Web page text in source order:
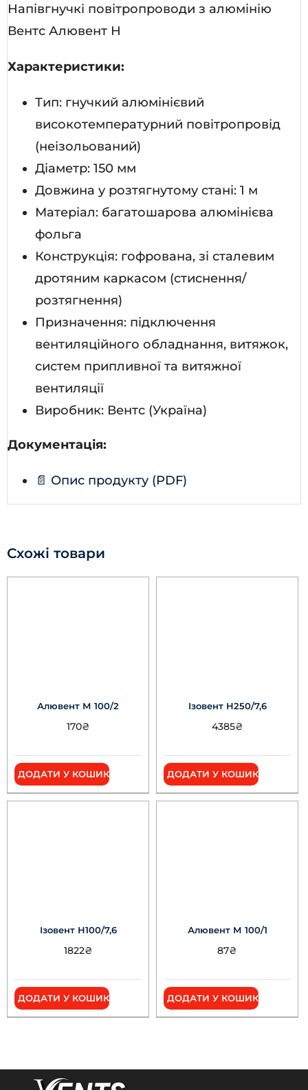
Напівгнучкі повітропроводи з алюмінію
Вентс Алювент Н
Характеристики:
Тип: гнучкий алюмінієвий
високотемпературний повітропровід
(неізольований)
Діаметр: 150 мм
Довжина у розтягнутому стані: 1 м
Матеріал: багатошарова алюмінієва
фольга
Конструкція: гофрована, зі сталевим
дротяним каркасом (стиснення/
розтягнення)
Призначення: підключення
вентиляційного обладнання, витяжок,
систем припливної та витяжної
вентиляції
Виробник: Вентс (Україна)
Документація:
📄 Опис продукту (PDF)
Схожі товари
Алювент М 100/2
170₴
ДОДАТИ У КОШИК
Ізовент Н250/7,6
4385₴
ДОДАТИ У КОШИК
Ізовент Н100/7,6
1822₴
ДОДАТИ У КОШИК
Алювент М 100/1
87₴
ДОДАТИ У КОШИК